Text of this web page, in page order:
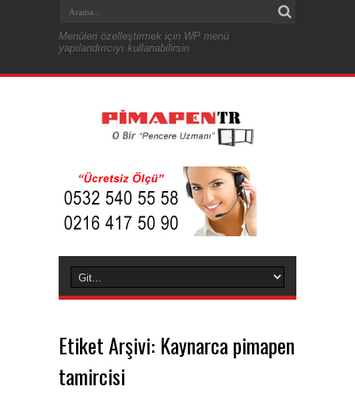
Menüleri özelleştirmek için WP menü
yapılandırıcıyı kullanabilirsin
Etiket Arşivi: Kaynarca pimapen
tamircisi